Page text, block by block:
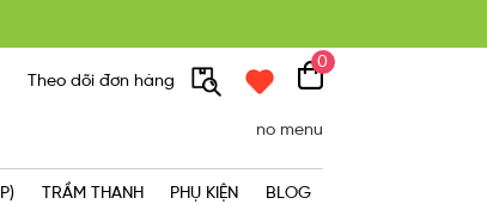
Theo dõi đơn hàng
0
no menu
TRẦM THANH PHỤ KIỆN BLOG